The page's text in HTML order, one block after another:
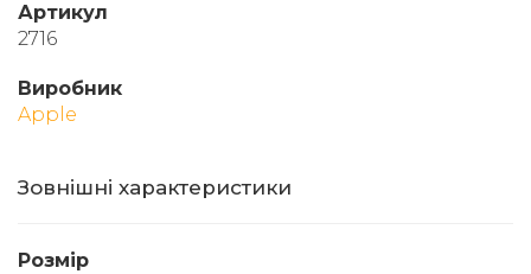
Артикул
2716
Виробник
Apple
Зовнішні характеристики
Розмір